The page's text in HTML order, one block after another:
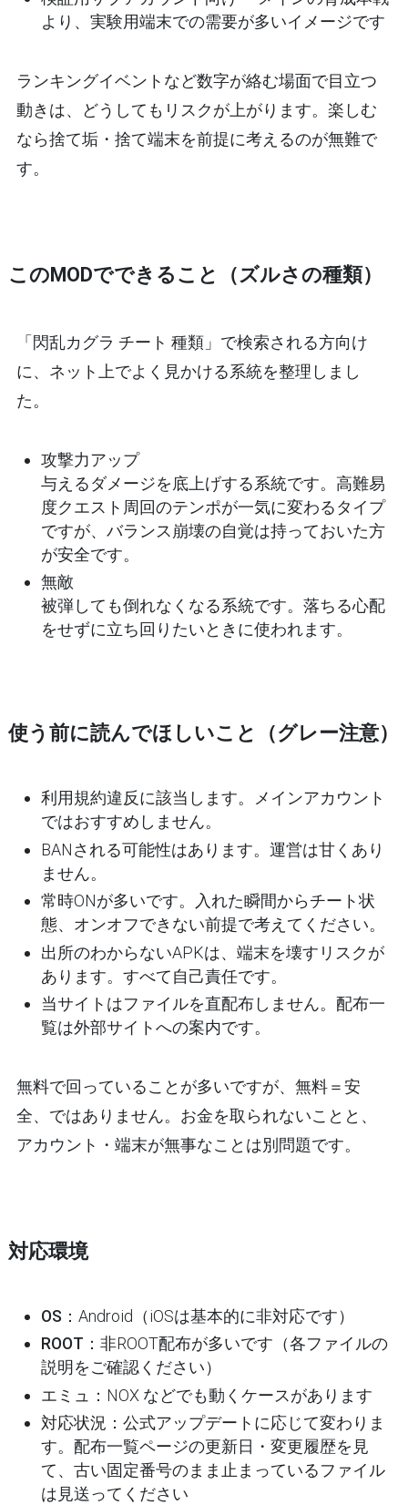
より、実験用端末での需要が多いイメージです
ランキングイベントなど数字が絡む場面で目立つ
動きは、どうしてもリスクが上がります。楽しむ
なら捨て垢・捨て端末を前提に考えるのが無難で
す。
このMODでできること（ズルさの種類）
「閃乱カグラ チート 種類」で検索される方向け
に、ネット上でよく見かける系統を整理しまし
た。
攻撃力アップ
与えるダメージを底上げする系統です。高難易
度クエスト周回のテンポが一気に変わるタイプ
ですが、バランス崩壊の自覚は持っておいた方
が安全です。
無敵
被弾しても倒れなくなる系統です。落ちる心配
をせずに立ち回りたいときに使われます。
使う前に読んでほしいこと（グレー注意）
利用規約違反に該当します。メインアカウント
ではおすすめしません。
BANされる可能性はあります。運営は甘くあり
ません。
常時ONが多いです。入れた瞬間からチート状
態、オンオフできない前提で考えてください。
出所のわからないAPKは、端末を壊すリスクが
あります。すべて自己責任です。
当サイトはファイルを直配布しません。配布一
覧は外部サイトへの案内です。
無料で回っていることが多いですが、 無料＝安
全、ではありません。お金を取られないことと、
アカウント・端末が無事なことは別問題です。
対応環境
OS ：Android（iOSは基本的に非対応です）
ROOT ：非ROOT配布が多いです（各ファイルの
説明をご確認ください）
エミュ
：NOX などでも動くケースがあります
対応状況 ：公式アップデートに応じて変わりま
す。配布一覧ページの更新日・変更履歴を見
て、古い固定番号のまま止まっているファイル
は見送ってください